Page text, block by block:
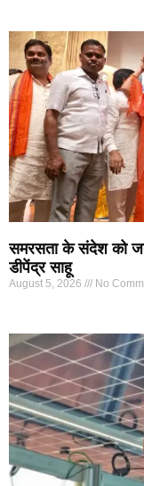
समरसता के संदेश को
डीपेंद्र साहू
August 5, 2026 No